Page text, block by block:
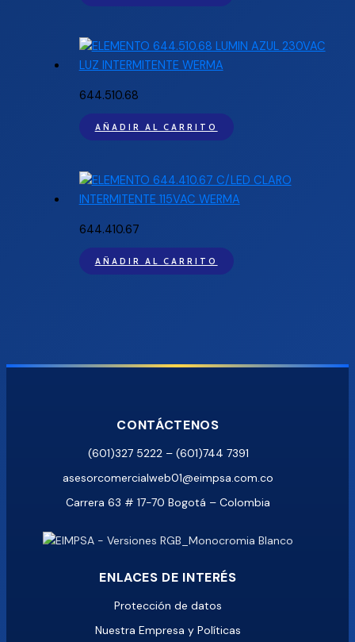
644.510.68
AÑADIR AL CARRITO
644.410.67
AÑADIR AL CARRITO
CONTÁCTENOS
(601)327 5222 – (601)744 7391
asesorcomercialweb01@eimpsa.com.co
Carrera 63 # 17-70 Bogotá – Colombia
ENLACES DE INTERÉS
Protección de datos
Nuestra Empresa y Políticas